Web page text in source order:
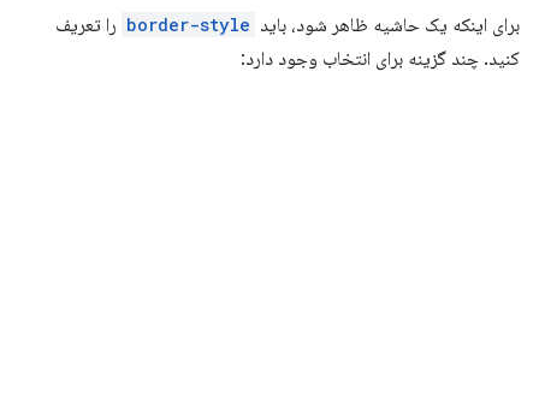
برای اینکه یک حاشیه ظاهر شود، باید border-style را تعریف
کنید. چند گزینه برای انتخاب وجود دارد: